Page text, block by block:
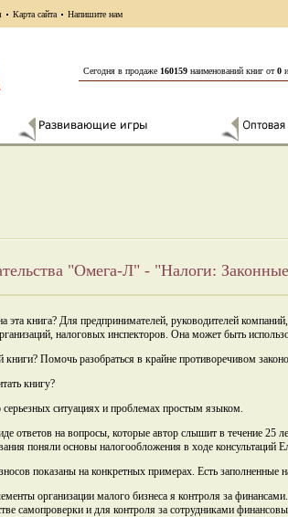
Карта сайта Напишите нам
Сегодня в продаже 160159 наименований книг от0
"Омега-Л" - "Налоги:
эта книга? Для предпринимателей, руководителей
налоговых инспекторов. Она может быть
книги? Помочь разобраться в крайне противоречивом
книгу?
серьезных ситуациях и проблемах простым языком.
ответов на вопросы, которые автор слышит в течение 25
поняли основы налогообложения в ходе консультаций
показаны на конкретных примерах. Есть
организации малого бизнеса я контроля за
самопроверки и для контроля за сотрудниками